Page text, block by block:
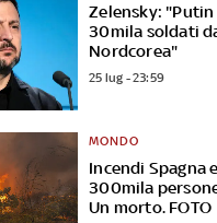
Zelensky:
30mila soldati
Nordcorea"
25 lug - 23:59
Incendi Spagna
300mila
Un morto. FOTO
MONDO